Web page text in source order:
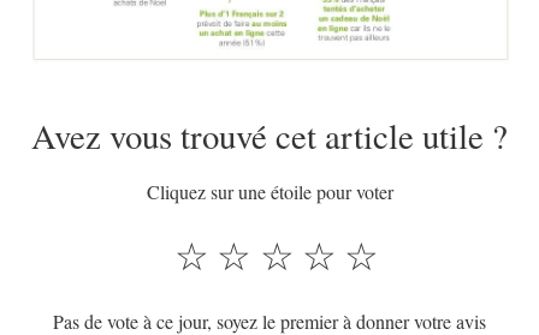
Avez vous trouvé cet article utile ?
Cliquez sur une étoile pour voter
☆
☆
☆
☆
☆
Pas de vote à ce jour, soyez le premier à donner votre avis